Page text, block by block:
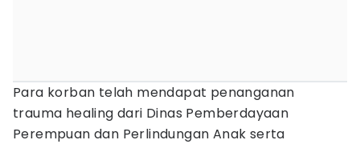
Para korban telah mendapat penanganan
trauma healing dari Dinas Pemberdayaan
Perempuan dan Perlindungan Anak serta